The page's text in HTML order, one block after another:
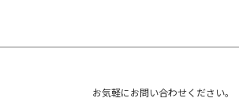
り
お気軽にお問い合わせください。